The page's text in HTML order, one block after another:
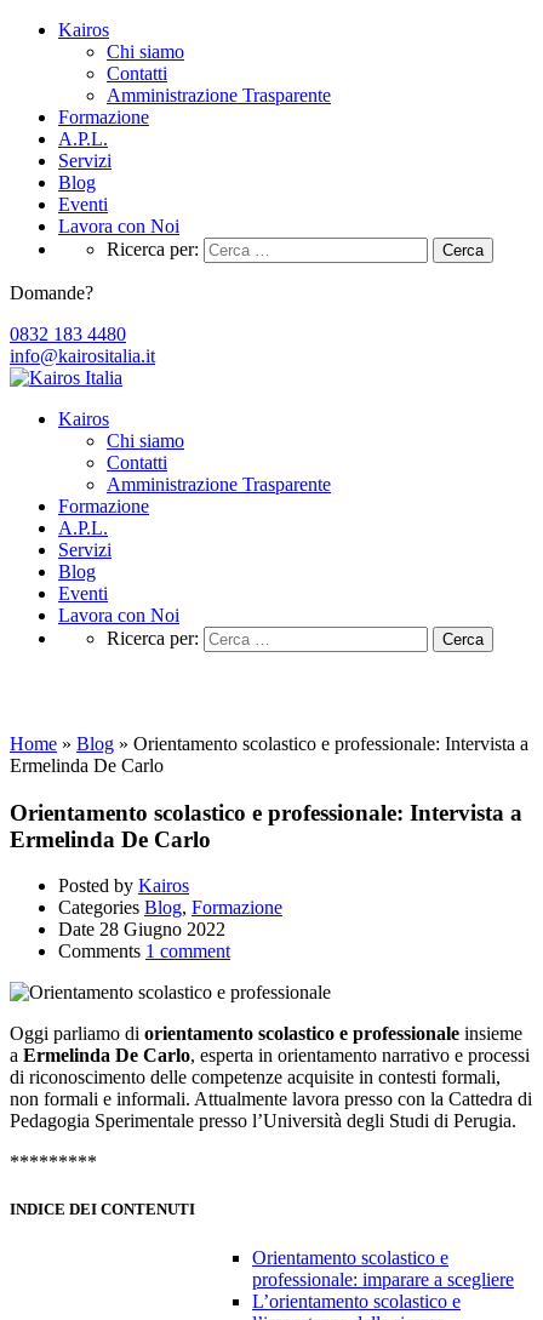
Kairos
Chi siamo
Contatti
Amministrazione Trasparente
Formazione
A.P.L.
Servizi
Blog
Eventi
Lavora con Noi
Ricerca per:
Domande?
0832 183 4480
info@kairositalia.it
Kairos
Chi siamo
Contatti
Amministrazione Trasparente
Formazione
A.P.L.
Servizi
Blog
Eventi
Lavora con Noi
Ricerca per:
Home » Blog » Orientamento scolastico e professionale: Intervista a
Ermelinda De Carlo
Orientamento scolastico e professionale: Intervista a
Ermelinda De Carlo
Posted by Kairos
Categories Blog, Formazione
Date 28 Giugno 2022
Comments 1 comment
Oggi parliamo di orientamento scolastico e professionale insieme
a Ermelinda De Carlo, esperta in orientamento narrativo e processi
di riconoscimento delle competenze acquisite in contesti formali,
non formali e informali. Attualmente lavora presso con la Cattedra di
Pedagogia Sperimentale presso l’Università degli Studi di Perugia.
*********
INDICE DEI CONTENUTI
Orientamento scolastico e
professionale: imparare a scegliere
L’orientamento scolastico e